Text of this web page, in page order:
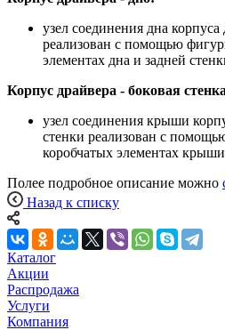
узел соединения дна
реализован с помощью
элементах дна и задней
Корпус драйвера - боковая
узел соединения крыши
стенки реализован с
коробчатых элементах
Полее подробное описание можно
Назад к списку
Каталог
Акции
Распродажа
Услуги
Компания